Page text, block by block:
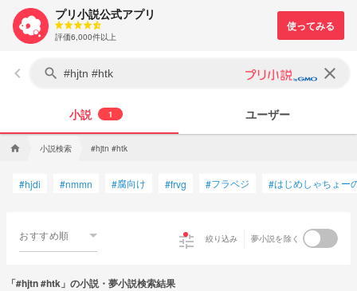
プリ小説公式アプリ
評価6,000件以上
keyboard_arrow_left search clear
小説 1 ユーザー
home 小説検索 #hjtn #htk
#hjdi #nmmn #腐向け #frvg #フラベジ #はじめしゃちょー
おすすめ順 tune 絞り込み 夢小説を除く
「#hjtn #htk」の小説・夢小説検索結果